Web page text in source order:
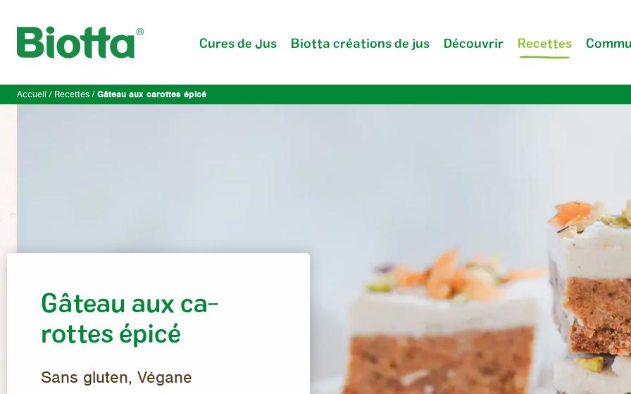
Cures de Jus Biotta créations de jus Découvrir Recettes
Accueil Recettes Gâteau aux carottes épicé
Gâ­teau aux ca­
rottes épicé
Sans gluten, Végane